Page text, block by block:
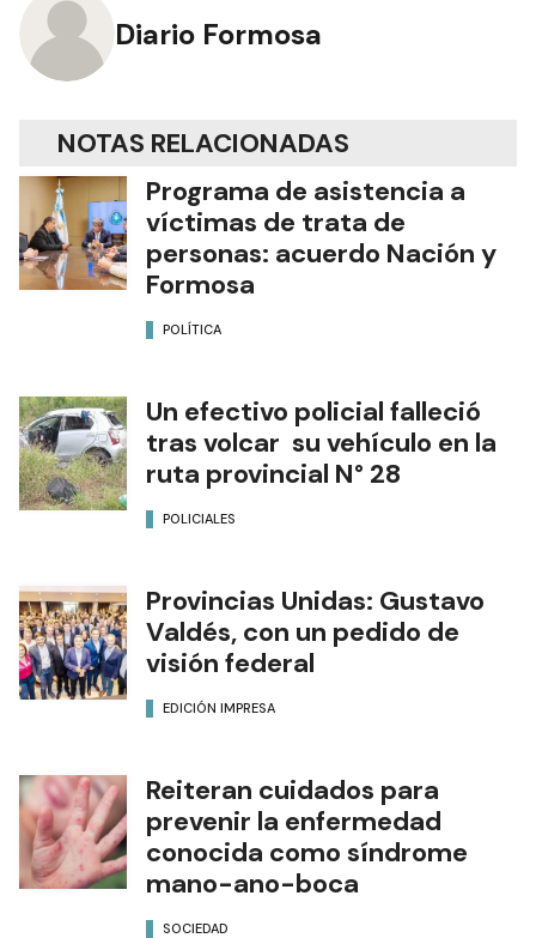
Diario Formosa
NOTAS RELACIONADAS
Programa de asistencia a
víctimas de trata de
personas: acuerdo Nación y
Formosa
POLÍTICA
Un efectivo policial falleció
tras volcar su vehículo en la
ruta provincial N° 28
POLICIALES
Provincias Unidas: Gustavo
Valdés, con un pedido de
visión federal
EDICIÓN IMPRESA
Reiteran cuidados para
prevenir la enfermedad
conocida como síndrome
mano-ano-boca
SOCIEDAD